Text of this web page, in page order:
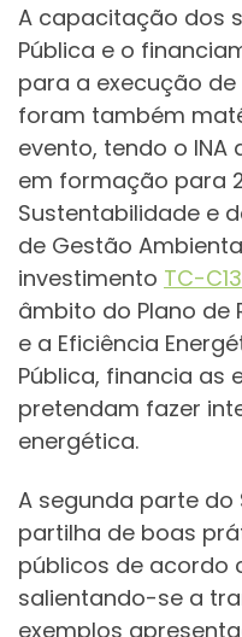
A capacitação dos
Pública e o
para a execução
foram também
evento, tendo o
em formação para
Sustentabilidade e
de Gestão
investimento TC-
âmbito do Plano de
e a Eficiência
Pública, financia as
pretendam fazer
energética.
A segunda parte
partilha de boas
públicos de acordo
salientando-se a
exemplos